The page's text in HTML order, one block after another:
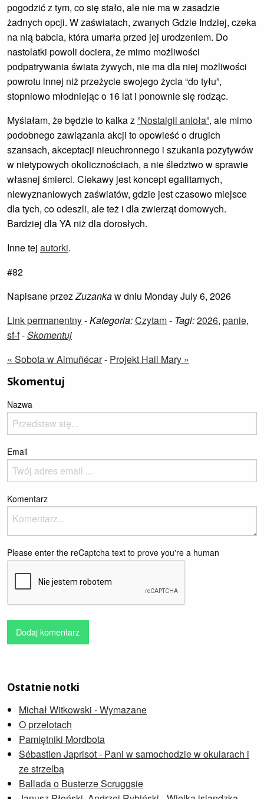
pogodzić z tym, co się stało, ale nie ma w zasadzie
żadnych opcji. W zaświatach, zwanych Gdzie Indziej, czeka
na nią babcia, która umarła przed jej urodzeniem. Do
nastolatki powoli dociera, że mimo możliwości
podpatrywania świata żywych, nie ma dla niej możliwości
powrotu innej niż przeżycie swojego życia “do tyłu”,
stopniowo młodniejąc o 16 lat i ponownie się rodząc.
Myślałam, że będzie to kalka z”Nostalgii anioła”, ale mimo
podobnego zawiązania akcji to opowieść o drugich
szansach, akceptacji nieuchronnego i szukania pozytywów
w nietypowych okolicznościach, a nie śledztwo w sprawie
własnej śmierci. Ciekawy jest koncept egalitarnych,
niewyznaniowych zaświatów, gdzie jest czasowo miejsce
dla tych, co odeszli, ale też i dla zwierząt domowych.
Bardziej dla YA niż dla dorosłych.
Inne tej autorki.
#82
Napisane przezZuzankaw dniu Monday July 6, 2026
Link permanentny-Kategoria:Czytam- Tagi:2026, panie,
sf-f-Skomentuj
« Sobota w Almuñécar- Projekt Hail Mary »
Skomentuj
Nazwa
Email
Komentarz
Please enter the reCaptcha text to prove you're a human
Dodaj komentarz
Ostatnie notki
Michał Witkowski - Wymazane
O przelotach
Pamiętniki Mordbota
Sébastien Japrisot - Pani w samochodzie w okularach i
ze strzelbą
Ballada o Busterze Scruggsie